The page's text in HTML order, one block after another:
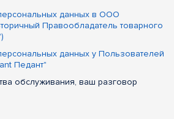
данных в ООО
Правообладатель товарного
данных у Пользователей
Педант"
обслуживания, ваш разговор